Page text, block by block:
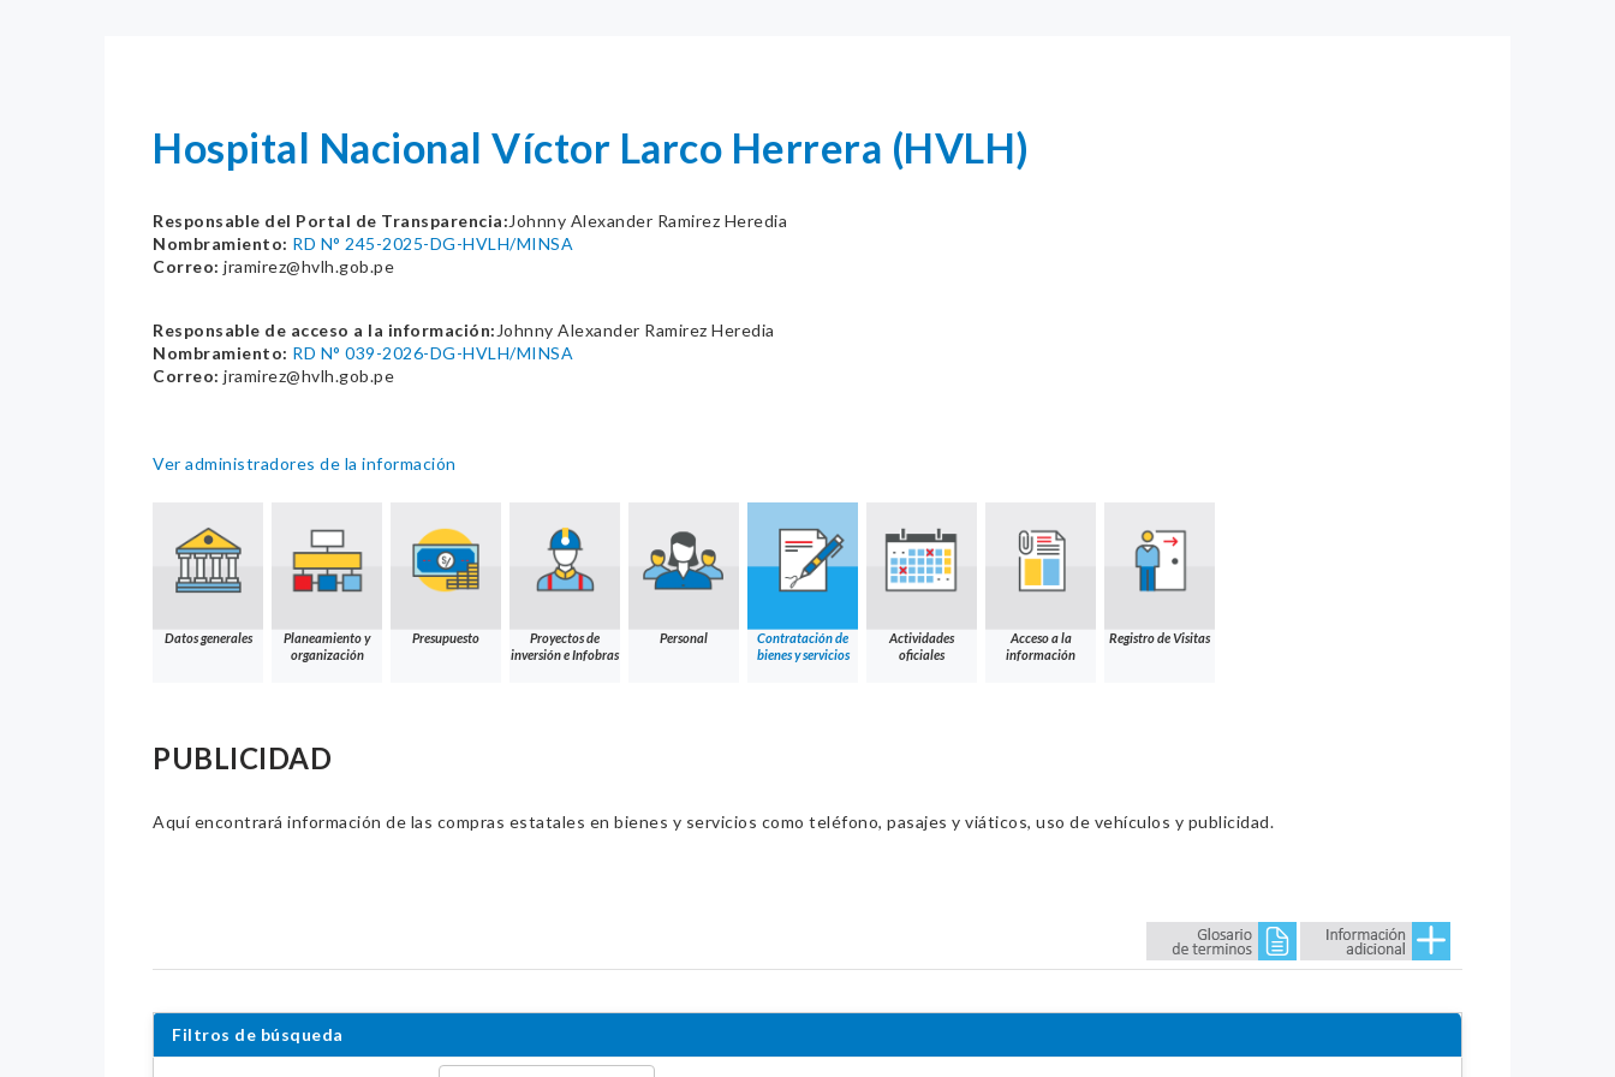
Hospital Nacional Víctor Larco Herrera (HVLH)
Responsable del Portal de Transparencia: Johnny Alexander Ramirez Heredia
Nombramiento: RD N° 245-2025-DG-HVLH/MINSA
Correo: jramirez@hvlh.gob.pe
Responsable de acceso a la información: Johnny Alexander Ramirez Heredia
Nombramiento: RD N° 039-2026-DG-HVLH/MINSA
Correo: jramirez@hvlh.gob.pe
Ver administradores de la información
Datos generales
Planeamiento y
organización
Presupuesto
Proyectos de
inversión e Infobras
Personal
Contratación de
bienes y servicios
Actividades
oficiales
Acceso a la
información
Registro de Visitas
PUBLICIDAD
Aquí encontrará información de las compras estatales en bienes y servicios como teléfono, pasajes y viáticos, uso de vehículos y publicidad.
Filtros de búsqueda